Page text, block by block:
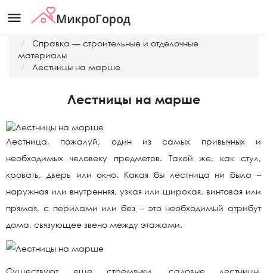
menu
Справка — строительные и отделочные
материалы
Лестницы на марше
Лестницы на марше
Лестница, пожалуй, один из самых привычных и
необходимых человеку предметов. Такой же, как стул,
кровать, дверь или окно. Какая бы лестница ни была –
наружная или внутренняя, узкая или широкая, винтовая или
прямая, с перилами или без – это необходимый атрибут
дома, связующее звено между этажами.
Существуют еще стремянки, садовые лестницы,